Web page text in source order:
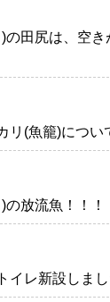
の田尻は、空き
リ(魚籠)につい
の放流魚！！！
イレ新設しまし